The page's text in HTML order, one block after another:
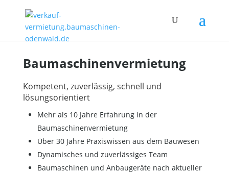
Baumaschinenvermietung
Kompetent, zuverlässig, schnell und
lösungsorientiert
Mehr als 10 Jahre Erfahrung in der
Baumaschinenvermietung
Über 30 Jahre Praxiswissen aus dem Bauwesen
Dynamisches und zuverlässiges Team
Baumaschinen und Anbaugeräte nach aktueller